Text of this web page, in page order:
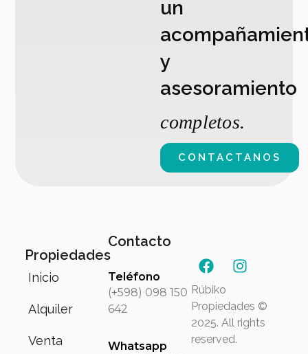
un
y
asesoramiento
completos.
CONTACTANOS
Rúbiko
Propiedades ©
2025. All rights
reserved.
Propiedades
Inicio
Alquiler
Venta
Contacto
Teléfono
(+598) 098 150
642
Whatsapp